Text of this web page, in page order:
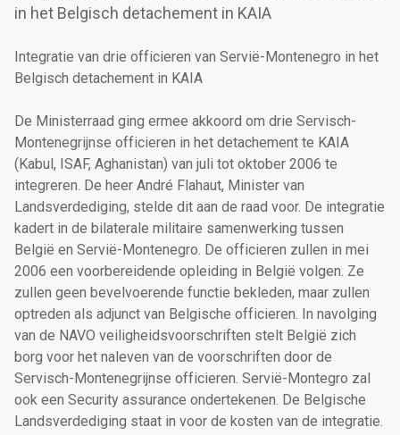
in het Belgisch detachement in KAIA
Integratie van drie officieren van Servië-Montenegro in het
Belgisch detachement in KAIA
De Ministerraad ging ermee akkoord om drie Servisch-
Montenegrijnse officieren in het detachement te KAIA
(Kabul, ISAF, Aghanistan) van juli tot oktober 2006 te
integreren. De heer André Flahaut, Minister van
Landsverdediging, stelde dit aan de raad voor. De integratie
kadert in de bilaterale militaire samenwerking tussen
België en Servië-Montenegro. De officieren zullen in mei
2006 een voorbereidende opleiding in België volgen. Ze
zullen geen bevelvoerende functie bekleden, maar zullen
optreden als adjunct van Belgische officieren. In navolging
van de NAVO veiligheidsvoorschriften stelt België zich
borg voor het naleven van de voorschriften door de
Servisch-Montenegrijnse officieren. Servië-Montegro zal
ook een Security assurance ondertekenen. De Belgische
Landsverdediging staat in voor de kosten van de integratie.